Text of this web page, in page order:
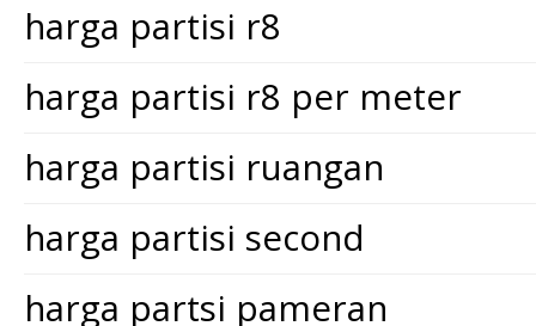
harga partisi r8
harga partisi r8 per meter
harga partisi ruangan
harga partisi second
harga partsi pameran